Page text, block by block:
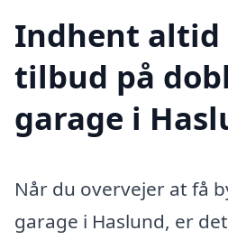
Indhent altid
tilbud på
garage i
Når du overvejer at få
garage i Haslund, er